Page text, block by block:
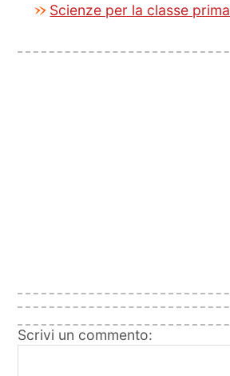
Scienze per la classe prima
Scrivi un commento: